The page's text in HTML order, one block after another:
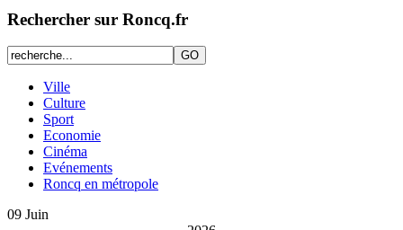
Rechercher sur Roncq.fr
Ville
Culture
Sport
Economie
Cinéma
Evénements
Roncq en métropole
09 Juin